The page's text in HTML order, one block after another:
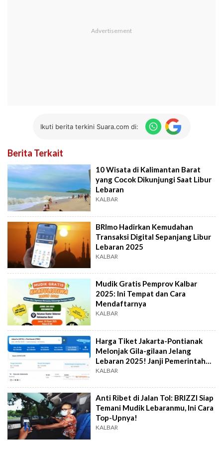
Ikuti berita terkini Suara.com di:
Berita Terkait
10 Wisata di Kalimantan Barat
yang Cocok Dikunjungi Saat Libur
Lebaran
KALBAR
BRImo Hadirkan Kemudahan
Transaksi Digital Sepanjang Libur
Lebaran 2025
KALBAR
Mudik Gratis Pemprov Kalbar
2025: Ini Tempat dan Cara
Mendaftarnya
KALBAR
Harga Tiket Jakarta-Pontianak
Melonjak Gila-gilaan Jelang
Lebaran 2025! Janji Pemerintah
Mana?
KALBAR
Anti Ribet di Jalan Tol: BRIZZI Siap
Temani Mudik Lebaranmu, Ini Cara
Top-Upnya!
KALBAR